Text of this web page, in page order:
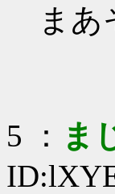
ま
5 ： ま